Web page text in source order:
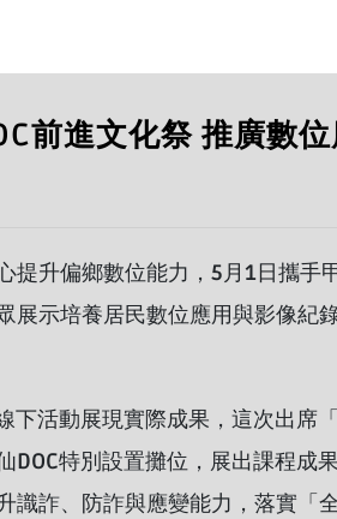
前進文化祭 推廣數
升偏鄉數位能力，5月1日攜手
展示培養居民數位應用與影像紀
下活動展現實際成果，這次出席
特別設置攤位，展出課程成
詐、防詐與應變能力，落實「